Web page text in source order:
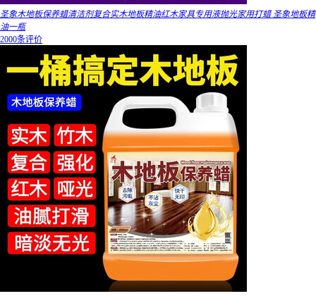
圣象木地板保养蜡清洁剂复合实木地板精油红木家具专用液抛光家用打蜡 圣象地板精
油一瓶
2000条评价